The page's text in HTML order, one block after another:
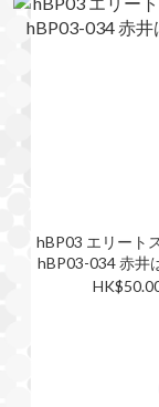
hBP03 エリート
hBP03-034 赤井